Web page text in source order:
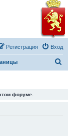
Вход
Регистрация
форуме.